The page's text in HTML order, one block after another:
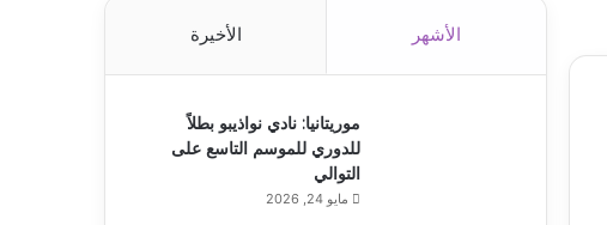
الأشهر الأخيرة
موريتانيا: نادي نواذيبو بطلاً
للدوري للموسم التاسع على
التوالي
مايو 24, 2026